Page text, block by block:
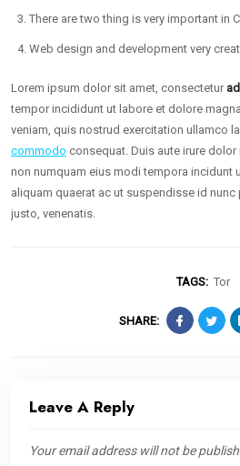
There are two thing is very important in
Web design and development very
Lorem ipsum dolor sit amet, consectetur
tempor incididunt ut labore et dolore
veniam, quis nostrud exercitation ullamco
commodo consequat. Duis aute irure
non numquam eius modi tempora incidunt
aliquam quaerat ac ut suspendisse id
justo, venenatis.
TAGS: Tor
SHARE:
Leave A Reply
Your email address will not be